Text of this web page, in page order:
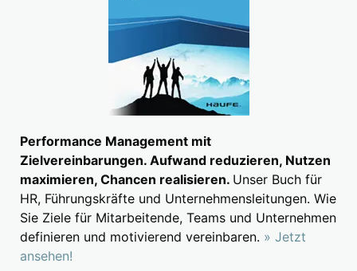
Performance Management mit
Zielvereinbarungen. Aufwand reduzieren, Nutzen
maximieren, Chancen realisieren. Unser Buch für
HR, Führungskräfte und Unternehmensleitungen. Wie
Sie Ziele für Mitarbeitende, Teams und Unternehmen
definieren und motivierend vereinbaren. » Jetzt
ansehen!